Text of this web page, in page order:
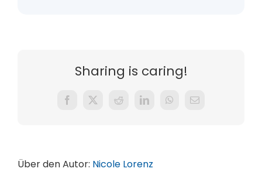
Sharing is caring!
Facebook
X Reddit LinkedInWhatsApp
E-
Über den Autor: Nicole Lorenz